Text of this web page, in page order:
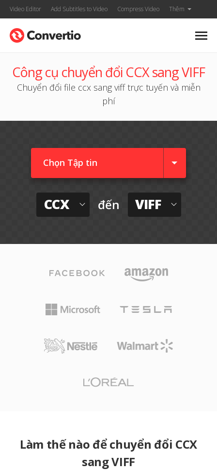
Video Editor Add Subtitles to Video Compress Video Thêm
Công cụ chuyển đổi CCX sang VIFF
Chuyển đổi file ccx sang viff trực tuyến và miễn
phí
Chọn Tập tin
CCX đến VIFF
Làm thế nào để chuyển đổi CCX
sang VIFF